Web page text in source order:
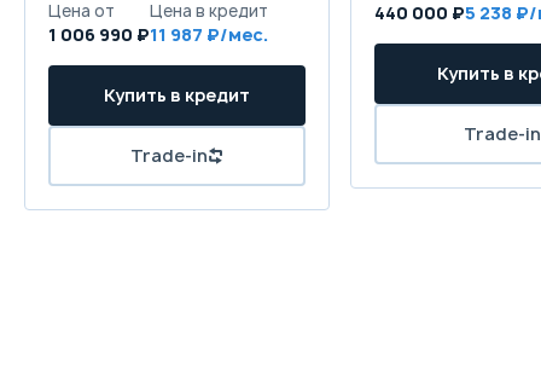
1 006 990 ₽11 987
440 000 ₽5 238